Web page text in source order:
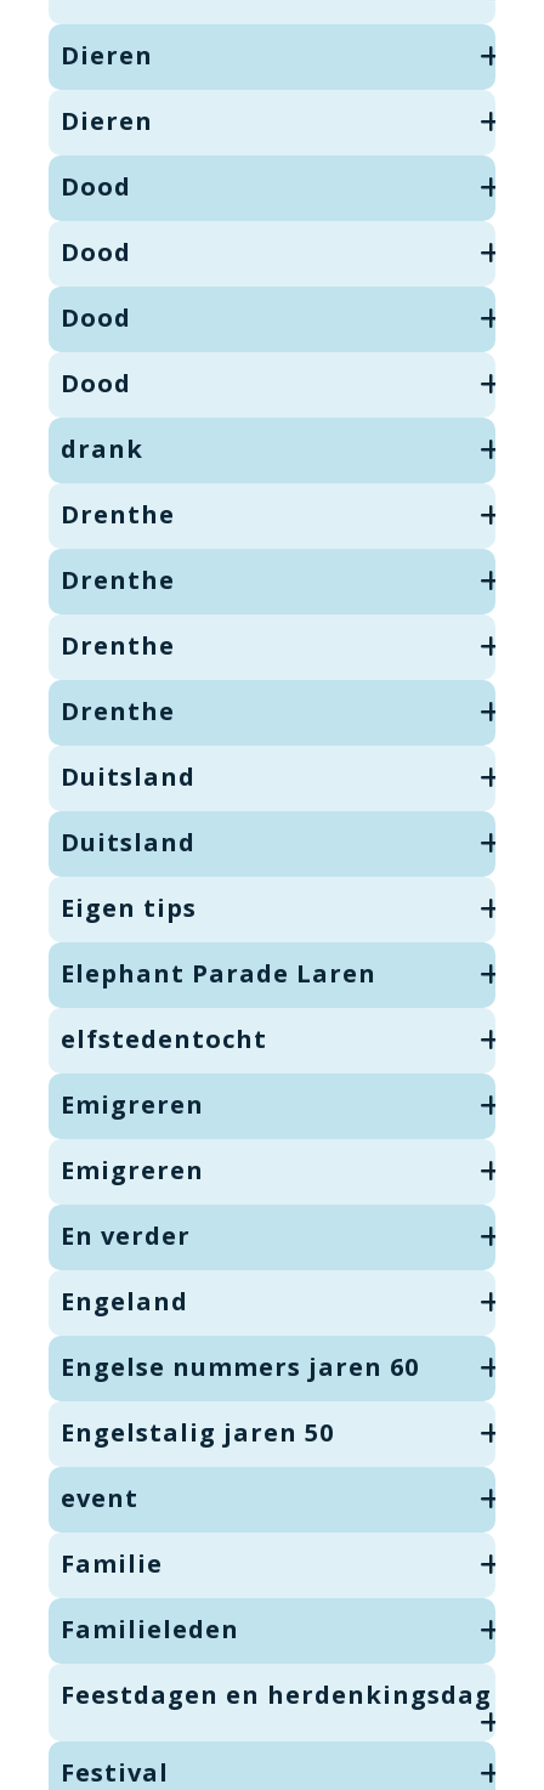
Dieren
Dieren
Dood
Dood
Dood
Dood
drank
Drenthe
Drenthe
Drenthe
Drenthe
Duitsland
Duitsland
Eigen tips
Elephant Parade Laren
elfstedentocht
Emigreren
Emigreren
En verder
Engeland
Engelse nummers jaren 60
Engelstalig jaren 50
event
Familie
Familieleden
Feestdagen en herdenkingsdag
Festival